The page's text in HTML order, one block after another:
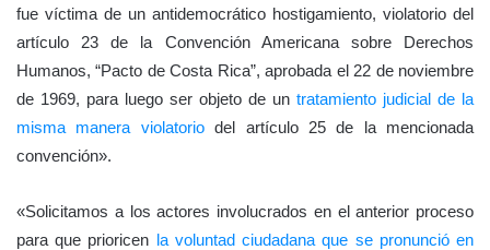
fue víctima de un antidemocrático hostigamiento, violatorio del
artículo 23 de la Convención Americana sobre Derechos
Humanos, “Pacto de Costa Rica”, aprobada el 22 de noviembre
de 1969, para luego ser objeto de un tratamiento judicial de la
misma manera violatoriodel artículo 25 de la mencionada
convención».
«Solicitamos a los actores involucrados en el anterior proceso
para que prioricen la voluntad ciudadana que se pronunció en